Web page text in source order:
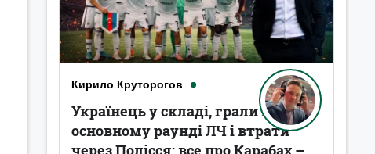
Кирило Круторогов
Українець у складі, грали в
основному раунді ЛЧ і втрати
через Полісся: все про Карабах –